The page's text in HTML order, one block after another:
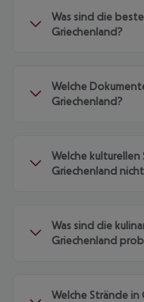
Was sind die
Griechenland?
Welche
Griechenland?
Welche
Griechenland
Was sind die
Griechenland
Welche Strände